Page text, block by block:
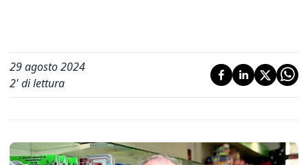
29 agosto 2024
2' di lettura